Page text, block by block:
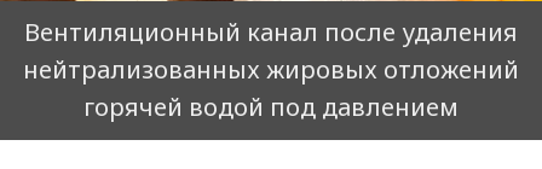
Вентиляционный канал после удаления
нейтрализованных жировых отложений
горячей водой под давлением